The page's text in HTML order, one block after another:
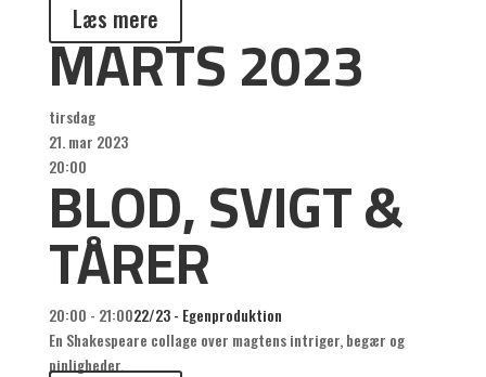
Læs mere
MARTS 2023
tirsdag
21. mar 2023
20:00
BLOD, SVIGT &
TÅRER
20:00 - 21:0022/23 - Egenproduktion
En Shakespeare collage over magtens intriger, begær og
pinligheder.